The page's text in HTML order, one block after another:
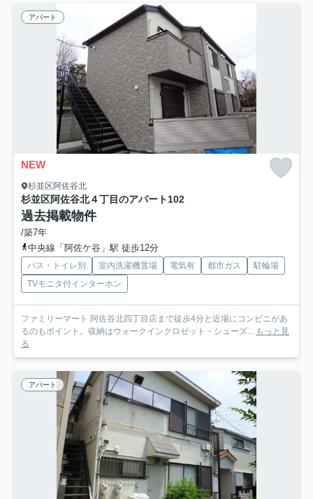
アパート
NEW
杉並区阿佐谷北
杉並区阿佐谷北４丁目のアパート102
過去掲載物件
/築7年
中央線「阿佐ケ谷」駅 徒歩12分
バス・トイレ別 室内洗濯機置場 電気有 都市ガス
駐輪場
TVモニタ付インターホン
ファミリーマート 阿佐谷北四丁目店まで徒歩4分と近場にコンビニがあ
るのもポイント。収納はウォークインクロゼット・シューズ... もっと見
る
アパート